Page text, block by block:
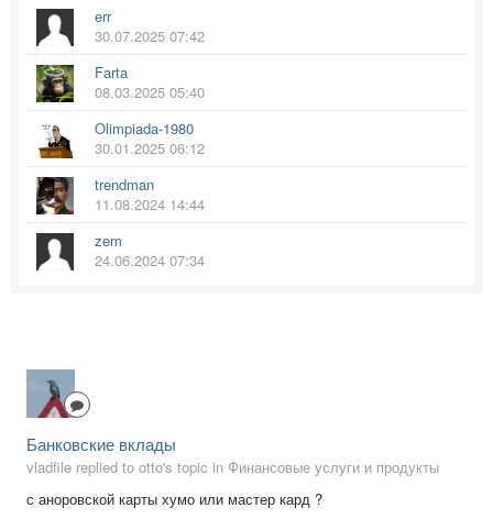
err
30.07.2025 07:42
Farta
08.03.2025 05:40
Olimpiada-1980
30.01.2025 06:12
trendman
11.08.2024 14:44
zem
24.06.2024 07:34
Банковские вклады
vladfile replied to otto's topic in Финансовые услуги и продукты
с аноровской карты хумо или мастер кард ?